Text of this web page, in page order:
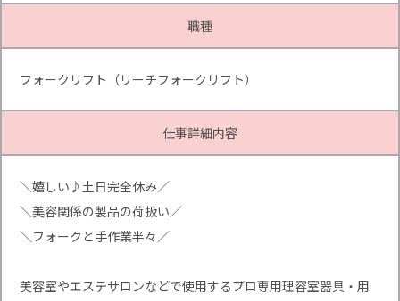
職種
フォークリフト（リーチフォークリフト）
仕事詳細内容
＼嬉しい♪土日完全休み／
＼美容関係の製品の荷扱い／
＼フォークと手作業半々／
美容室やエステサロンなどで使用するプロ専用理容室器具・用